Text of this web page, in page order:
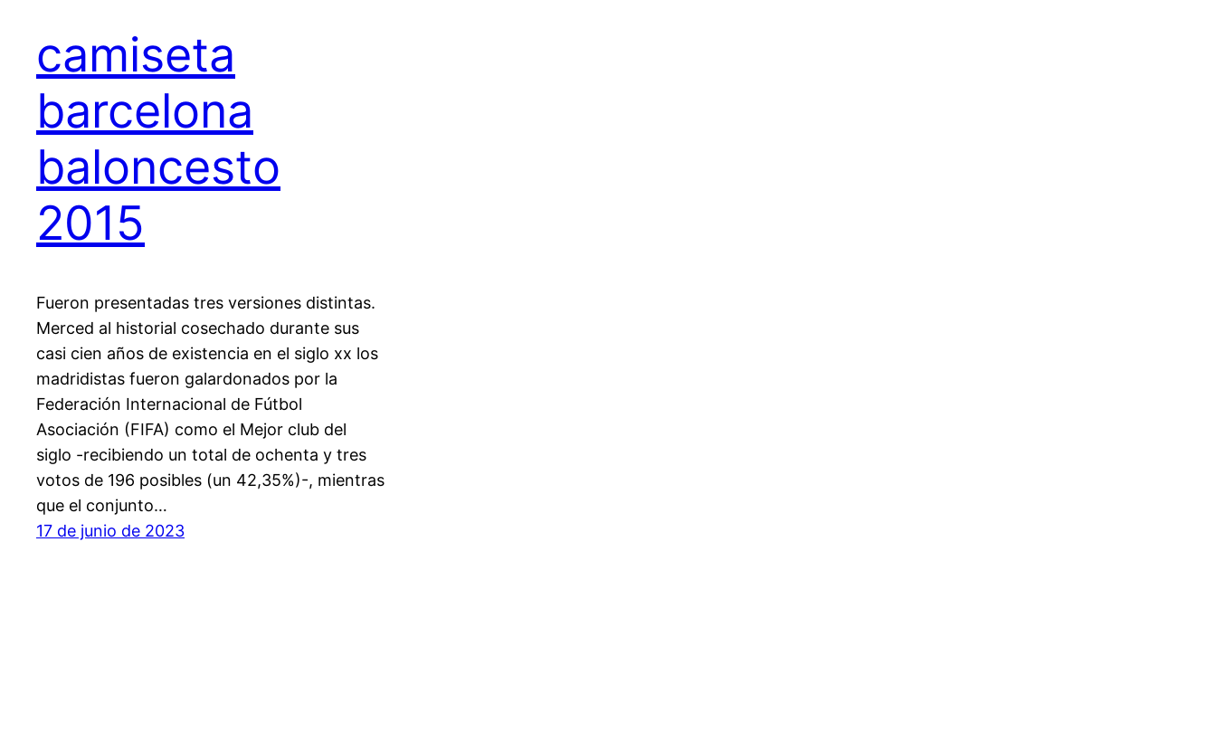
camiseta
barcelona
baloncesto
2015
Fueron presentadas tres versiones distintas.
Merced al historial cosechado durante sus
casi cien años de existencia en el siglo xx los
madridistas fueron galardonados por la
Federación Internacional de Fútbol
Asociación (FIFA) como el Mejor club del
siglo -recibiendo un total de ochenta y tres
votos de 196 posibles (un 42,35%)-, mientras
que el conjunto…
17 de junio de 2023